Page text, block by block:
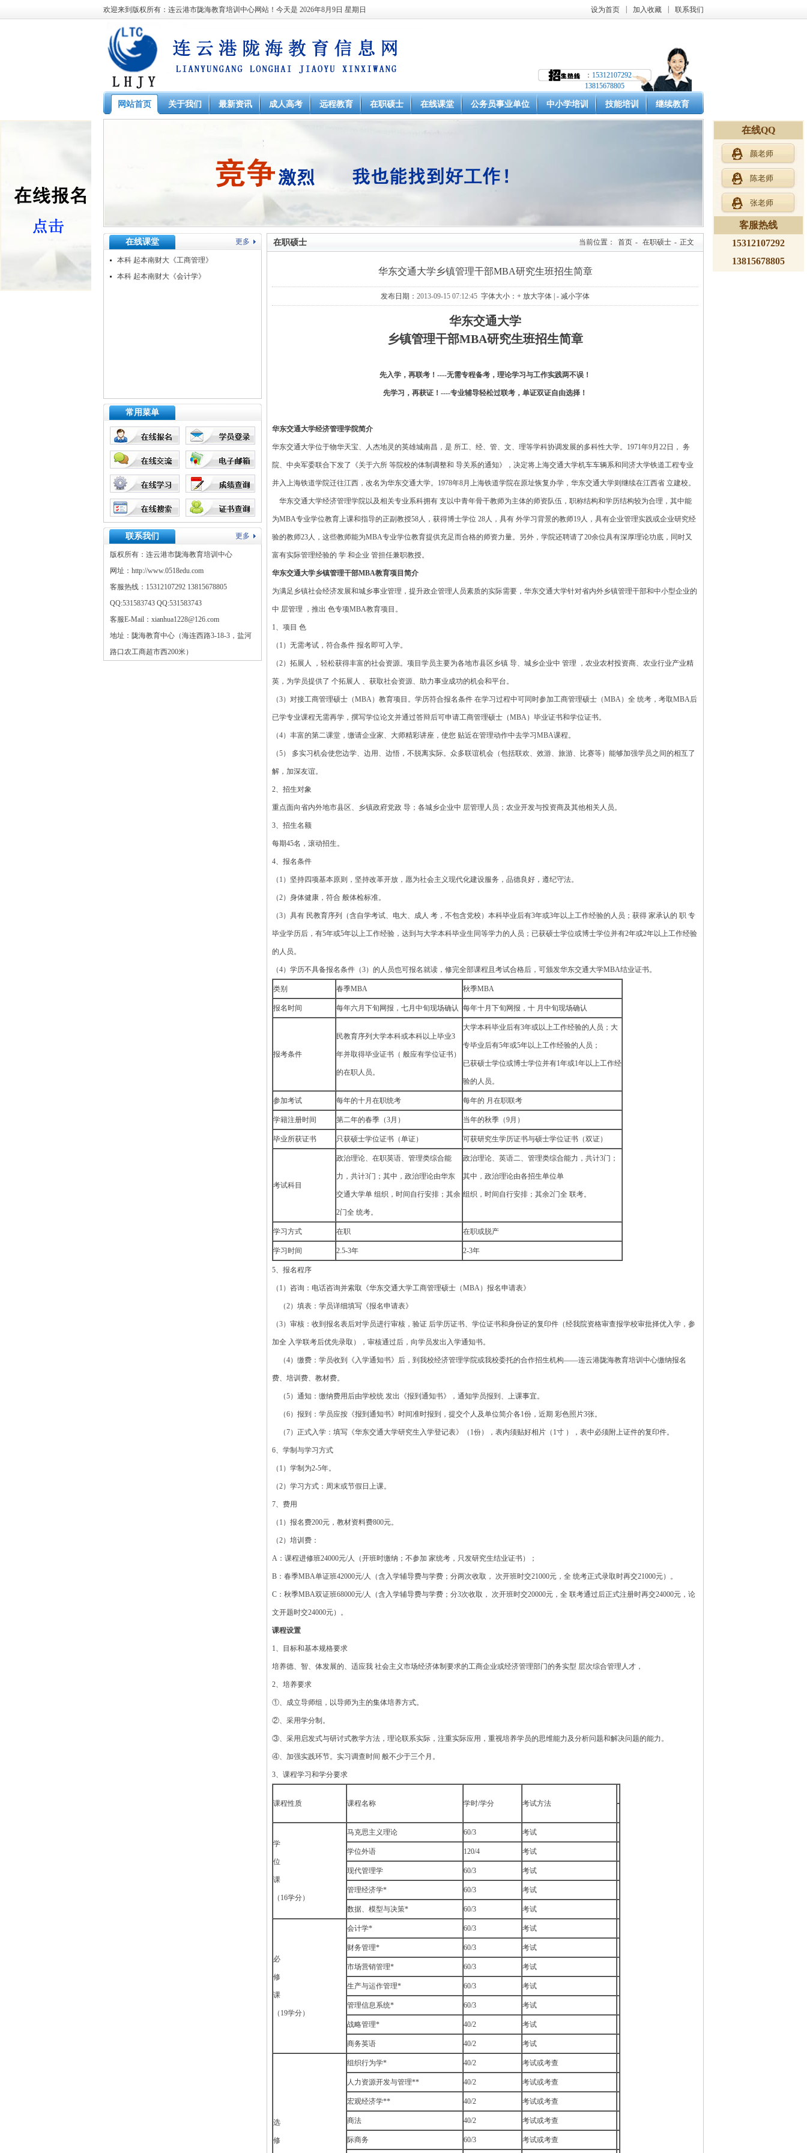
欢迎来到版权所有：连云港市陇海教育培训中心网站！今天是 2026年8月9日 星期日 联系我们
加入收藏
设为首页
： 15312107292
13815678805
网站首页 关于我们 最新资讯 成人高考 远程教育 在职硕士 在线课堂 公务员事业单位 中小学培训 技能培训 继续教育
在线课堂 更多
本科 起本南财大《工商管理》
本科 起本南财大《会计学》
常用菜单
联系我们 更多
版权所有：连云港市陇海教育培训中心
网址：http://www.0518edu.com
客服热线：15312107292 13815678805
QQ:531583743 QQ:531583743
客服E-Mail：xianhua1228@126.com
地址：陇海教育中心（海连西路3-18-3，盐河
路口农工商超市西200米）
在职硕士 当前位置： 首页 - 在职硕士 - 正文
华东交通大学乡镇管理干部MBA研究生班招生简章
发布日期： 2013-09-15 07:12:45 字体大小： + 放大字体 - 减小字体
华东交通大学
乡镇管理干部MBA研究生班招生简章
先入学，再联考！ ----无需专程备考，理论学习与工作实践两不误！
先学习，再获证！ ----专业辅导轻松过联考，单证双证自由选择！
华东交通大学经济管理学院简介
华东交通大学位于物华天宝、人杰地灵的英雄城南昌，是 所工、经、管、文、理等学科协调发展的多科性大学。1971年9月22日， 务
院、中央军委联合下发了《关于六所 等院校的体制调整和 导关系的通知》，决定将上海交通大学机车车辆系和同济大学铁道工程专业
并入上海铁道学院迁往江西，改名为华东交通大学。1978年8月上海铁道学院在原址恢复办学，华东交通大学则继续在江西省 立建校。
华东交通大学经济管理学院以及相关专业系科拥有 支以中青年骨干教师为主体的师资队伍，职称结构和学历结构较为合理，其中能
为MBA专业学位教育上课和指导的正副教授58人，获得博士学位 28人，具有 外学习背景的教师19人，具有企业管理实践或企业研究经
验的教师23人，这些教师能为MBA专业学位教育提供充足而合格的师资力量。另外，学院还聘请了20余位具有深厚理论功底，同时又
富有实际管理经验的 学 和企业 管担任兼职教授。
华东交通大学乡镇管理干部MBA教育项目简介
为满足乡镇社会经济发展和城乡事业管理，提升政企管理人员素质的实际需要，华东交通大学针对省内外乡镇管理干部和中小型企业的
中 层管理 ，推出 色专项MBA教育项目。
1、项目 色
（1）无需考试，符合条件 报名即可入学。
（2）拓展人 ，轻松获得丰富的社会资源。项目学员主要为各地市县区乡镇 导、城乡企业中 管理 ，农业农村投资商、农业行业产业精
英，为学员提供了 个拓展人 、获取社会资源、助力事业成功的机会和平台。
（3）对接工商管理硕士（MBA）教育项目。学历符合报名条件 在学习过程中可同时参加工商管理硕士（MBA）全 统考，考取MBA后
已学专业课程无需再学，撰写学位论文并通过答辩后可申请工商管理硕士（MBA）毕业证书和学位证书。
（4）丰富的第二课堂，缴请企业家、大师精彩讲座，使您 贴近在管理动作中去学习MBA课程。
（5） 多实习机会使您边学、边用、边悟，不脱离实际。众多联谊机会（包括联欢、效游、旅游、比赛等）能够加强学员之间的相互了
解，加深友谊。
2、招生对象
重点面向省内外地市县区、乡镇政府党政 导；各城乡企业中 层管理人员；农业开发与投资商及其他相关人员。
3、招生名额
每期45名，滚动招生。
4、报名条件
（1）坚持四项基本原则，坚持改革开放，愿为社会主义现代化建设服务，品德良好，遵纪守法。
（2）身体健康，符合 般体检标准。
（3）具有 民教育序列（含自学考试、电大、成人 考，不包含党校）本科毕业后有3年或3年以上工作经验的人员；获得 家承认的 职 专
毕业学历后，有5年或5年以上工作经验，达到与大学本科毕业生同等学力的人员；已获硕士学位或博士学位并有2年或2年以上工作经验
的人员。
（4）学历不具备报名条件（3）的人员也可报名就读，修完全部课程且考试合格后，可颁发华东交通大学MBA结业证书。
类别 春季MBA 秋季MBA
报名时间 每年六月下旬网报，七月中旬现场确认 每年十月下旬网报，十 月中旬现场确认
报考条件
民教育序列大学本科或本科以上毕业3
年并取得毕业证书（ 般应有学位证书）
的在职人员。
大学本科毕业后有3年或以上工作经验的人员；大
专毕业后有5年或5年以上工作经验的人员；
已获硕士学位或博士学位并有1年或1年以上工作经
验的人员。
参加考试 每年的十月在职统考 每年的 月在职联考
学籍注册时间 第二年的春季（3月） 当年的秋季（9月）
毕业所获证书 只获硕士学位证书（单证） 可获研究生学历证书与硕士学位证书（双证）
考试科目
政治理论、在职英语、管理类综合能
力，共计3门；其中，政治理论由华东
交通大学单 组织，时间自行安排；其余
2门全 统考。
政治理论、英语二、管理类综合能力，共计3门；
其中，政治理论由各招生单位单
组织，时间自行安排；其余2门全 联考。
学习方式 在职 在职或脱产
学习时间 2.5-3年 2-3年
5、报名程序
（1）咨询：电话咨询并索取《华东交通大学工商管理硕士（MBA）报名申请表》
（2）填表：学员详细填写《报名申请表》
（3）审核：收到报名表后对学员进行审核，验证 后学历证书、学位证书和身份证的复印件（经我院资格审查报学校审批择优入学，参
加全 入学联考后优先录取），审核通过后，向学员发出入学通知书。
（4）缴费：学员收到《入学通知书》后，到我校经济管理学院或我校委托的合作招生机构——连云港陇海教育培训中心缴纳报名
费、培训费、教材费。
（5）通知：缴纳费用后由学校统 发出《报到通知书》，通知学员报到、上课事宜。
（6）报到：学员应按《报到通知书》时间准时报到，提交个人及单位简介各1份，近期 彩色照片3张。
（7）正式入学：填写《华东交通大学研究生入学登记表》（1份），表内须贴好相片（1寸 ），表中必须附上证件的复印件。
6、学制与学习方式
（1）学制为2-5年。
（2）学习方式：周末或节假日上课。
7、费用
（1）报名费200元，教材资料费800元。
（2）培训费：
A：课程进修班24000元/人（开班时缴纳；不参加 家统考，只发研究生结业证书）；
B：春季MBA单证班42000元/人（含入学辅导费与学费；分两次收取， 次开班时交21000元，全 统考正式录取时再交21000元）。
C：秋季MBA双证班68000元/人（含入学辅导费与学费；分3次收取， 次开班时交20000元，全 联考通过后正式注册时再交24000元，论
文开题时交24000元）。
课程设置
1、目标和基本规格要求
培养德、智、体发展的、适应我 社会主义市场经济体制要求的工商企业或经济管理部门的务实型 层次综合管理人才，
2、培养要求
①、成立导师组，以导师为主的集体培养方式。
②、采用学分制。
③、采用启发式与研讨式教学方法，理论联系实际，注重实际应用，重视培养学员的思维能力及分析问题和解决问题的能力。
④、加强实践环节。实习调查时间 般不少于三个月。
3、课程学习和学分要求
课程性质 课程名称 学时/学分 考试方法
学
位
课
（16学分）
马克思主义理论 60/3 考试
学位外语 120/4 考试
现代管理学 60/3 考试
管理经济学* 60/3 考试
数据、模型与决策* 60/3 考试
必
修
课
（19学分）
会计学* 60/3 考试
财务管理* 60/3 考试
市场营销管理* 60/3 考试
生产与运作管理* 60/3 考试
管理信息系统* 60/3 考试
战略管理* 40/2 考试
商务英语 40/2 考试
选
修
组织行为学* 40/2 考试或考查
人力资源开发与管理** 40/2 考试或考查
宏观经济学** 40/2 考试或考查
商法 40/2 考试或考查
际商务 60/3 考试或考查
在线QQ
颜老师
陈老师
张老师
客服热线
15312107292
13815678805